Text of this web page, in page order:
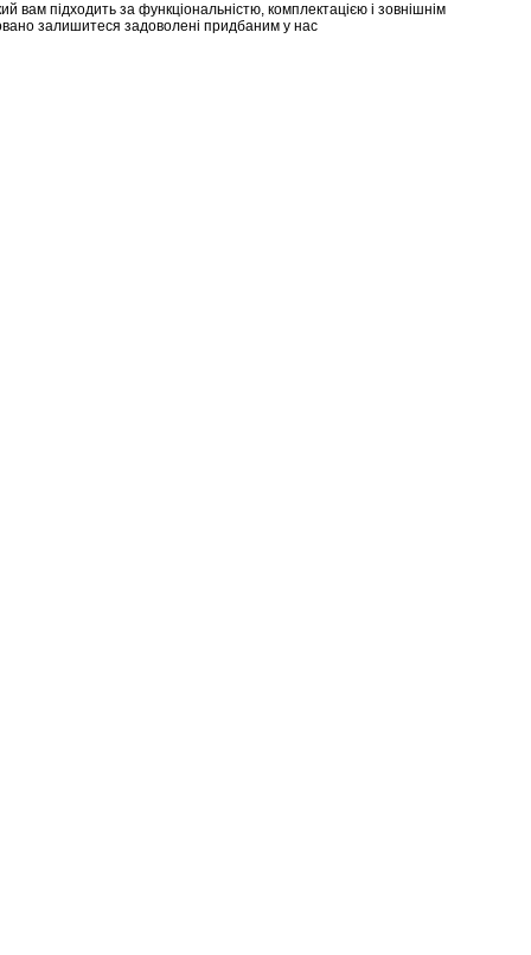
вам підходить за функціональністю, комплектацією і зовнішнім
залишитеся задоволені придбаним у нас